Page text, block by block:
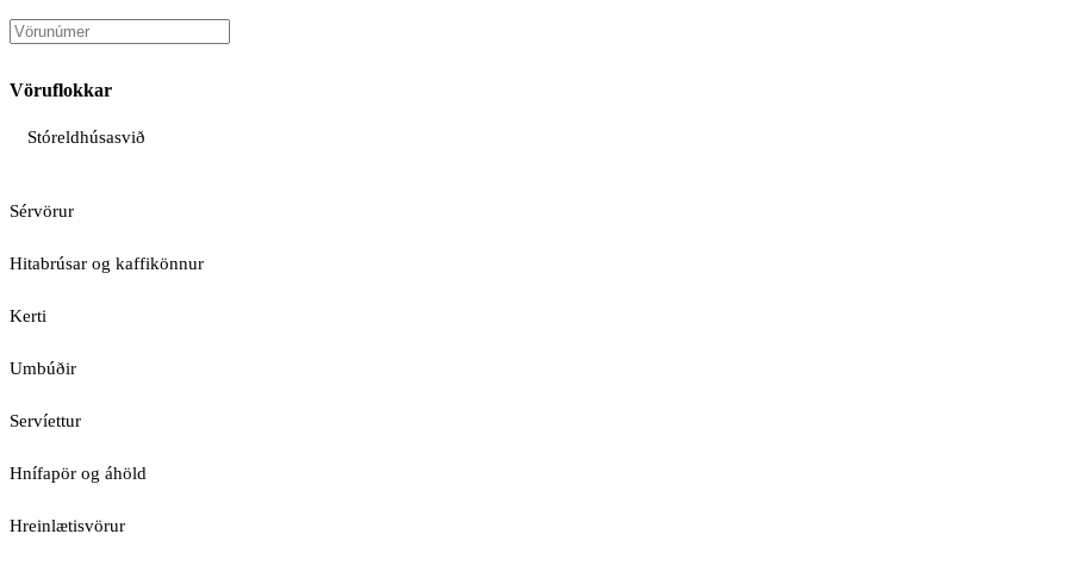
Vöruflokkar
Stóreldhúsasvið
Sérvörur
Hitabrúsar og kaffikönnur
Kerti
Umbúðir
Servíettur
Hnífapör og áhöld
Hreinlætisvörur